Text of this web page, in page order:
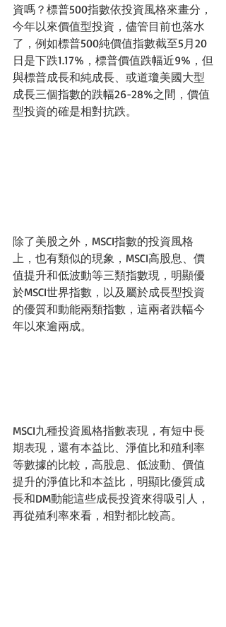
資嗎？標普500指數依投資風格來畫分，
今年以來價值型投資，儘管目前也落水
了，例如標普500純價值指數截至5月20
日是下跌1.17%，標普價值跌幅近9%，但
與標普成長和純成長、或道瓊美國大型
成長三個指數的跌幅26-28%之間，價值
型投資的確是相對抗跌。
除了美股之外，MSCI指數的投資風格
上，也有類似的現象，MSCI高股息、價
值提升和低波動等三類指數現，明顯優
於MSCI世界指數，以及屬於成長型投資
的優質和動能兩類指數，這兩者跌幅今
年以來逾兩成。
MSCI九種投資風格指數表現，有短中長
期表現，還有本益比、淨值比和殖利率
等數據的比較，高股息、低波動、價值
提升的淨值比和本益比，明顯比優質成
長和DM動能這些成長投資來得吸引人，
再從殖利率來看，相對都比較高。